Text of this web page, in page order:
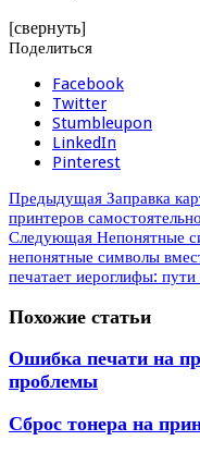
[свернуть]
Поделиться
Facebook
Twitter
Stumbleupon
LinkedIn
Pinterest
Предыдущая Заправка
принтеров
Следующая Непонятные
непонятные символы
печатает иероглифы:
Похожие статьи
Ошибка печати на
проблемы
Сброс тонера на